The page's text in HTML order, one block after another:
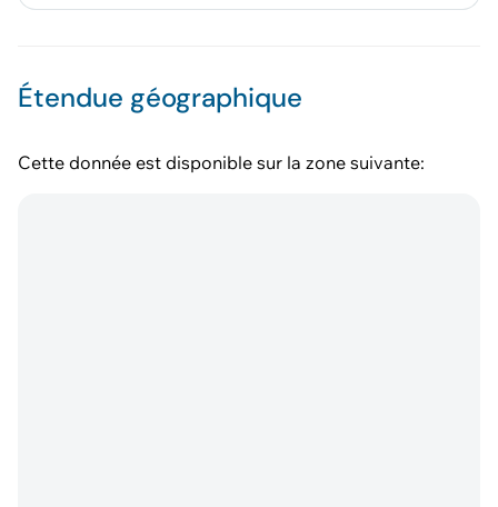
Étendue géographique
Cette donnée est disponible sur la zone suivante: